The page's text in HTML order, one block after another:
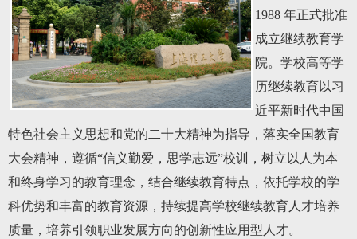
1988 年正式批准
成立继续教育学
院。学校高等学
历继续教育以习
近平新时代中国
特色社会主义思想和党的二十大精神为指导，落实全国教育
大会精神，遵循“信义勤爱，思学志远”校训，树立以人为本
和终身学习的教育理念，结合继续教育特点，依托学校的学
科优势和丰富的教育资源，持续提高学校继续教育人才培养
质量，培养引领职业发展方向的创新性应用型人才。